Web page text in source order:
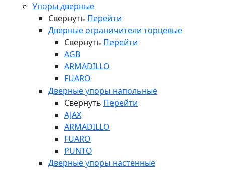
Упоры дверные
Свернуть Перейти
Дверные ограничители торцевые
Свернуть Перейти
AGB
ARMADILLO
FUARO
Дверные упоры напольные
Свернуть Перейти
AJAX
ARMADILLO
FUARO
PUNTO
Дверные упоры настенные